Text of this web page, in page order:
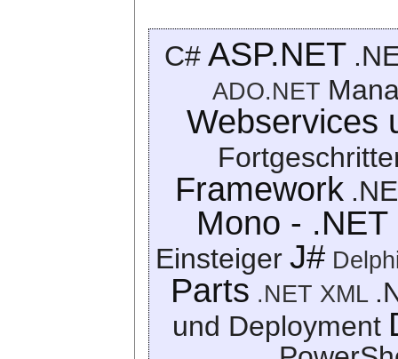
C# ASP.NET
ADO.NET
Webservices
Framework
Mono -
Einsteiger J#
Parts .NET XML
und Deployment